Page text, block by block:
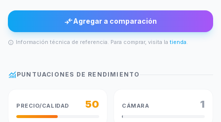
compare_arrowsAgregar a comparación
info Información técnica de referencia. Para comprar, visita la tienda.
monitoring PUNTUACIONES DE RENDIMIENTO
PRECIO/CALIDAD 50 CÁMARA 1